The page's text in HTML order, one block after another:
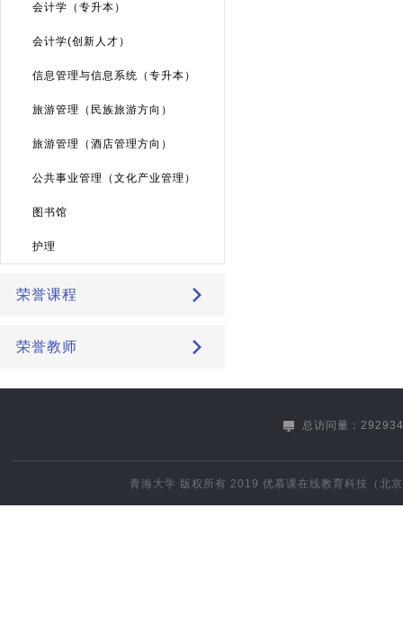
会计学（专升本）
会计学(创新人才）
信息管理与信息系统（专升本）
旅游管理（民族旅游方向）
旅游管理（酒店管理方向）
公共事业管理（文化产业管理）
图书馆
护理
荣誉课程
荣誉教师
总访问量：
青海大学 版权所有 2019优慕课在线教育科技（北